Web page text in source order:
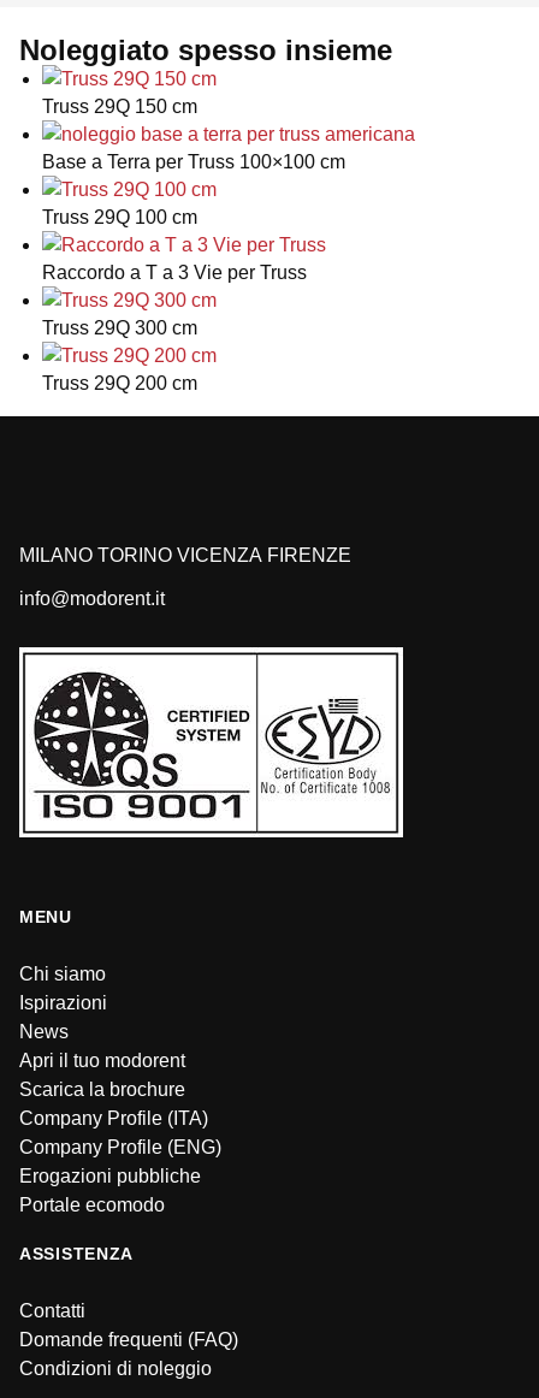
Noleggiato spesso insieme
Truss 29Q 150 cm
Base a Terra per Truss 100×100 cm
Truss 29Q 100 cm
Raccordo a T a 3 Vie per Truss
Truss 29Q 300 cm
Truss 29Q 200 cm
MILANO TORINO VICENZA FIRENZE
info@modorent.it
MENU
Chi siamo
Ispirazioni
News
Apri il tuo modorent
Scarica la brochure
Company Profile (ITA)
Company Profile (ENG)
Erogazioni pubbliche
Portale ecomodo
ASSISTENZA
Contatti
Domande frequenti (FAQ)
Condizioni di noleggio